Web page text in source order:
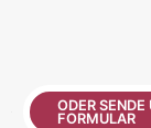
ODER
FORMULAR